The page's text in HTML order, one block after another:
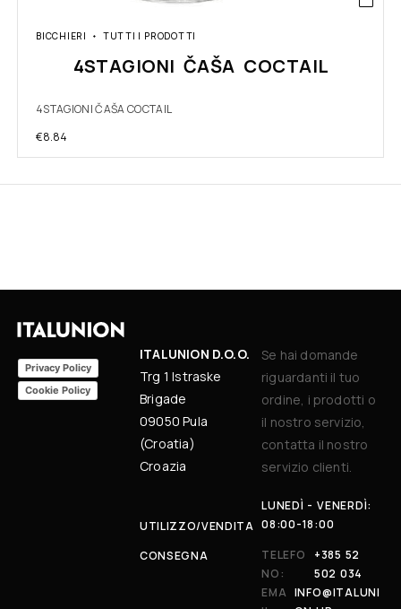
BICCHIERI TUTTI I PRODOTTI
4STAGIONI ČAŠA COCTAIL
4STAGIONI ČAŠA COCTAIL
€8.84
Privacy Policy
Cookie Policy
ITALUNION D.O.O.
Trg 1 Istraske
Brigade
09050 Pula
(Croatia)
Croazia
UTILIZZO/VENDITA
CONSEGNA
Se hai domande
riguardanti il tuo
ordine, i prodotti o
il nostro servizio,
contatta il nostro
servizio clienti.
LUNEDÌ - VENERDÌ:
08:00-18:00
TELEFO
NO:
+385 52
502 034
EMA INFO@ITALUNI